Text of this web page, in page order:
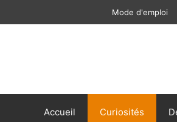
Mode d'emploi
Accueil Curiosités